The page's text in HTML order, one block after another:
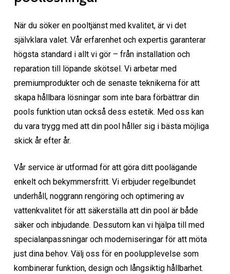
När du söker en pooltjänst med kvalitet, är vi det
självklara valet. Vår erfarenhet och expertis garanterar
högsta standard i allt vi gör – från installation och
reparation till löpande skötsel. Vi arbetar med
premiumprodukter och de senaste teknikerna för att
skapa hållbara lösningar som inte bara förbättrar din
pools funktion utan också dess estetik. Med oss kan
du vara trygg med att din pool håller sig i bästa möjliga
skick år efter år.
Vår service är utformad för att göra ditt poolägande
enkelt och bekymmersfritt. Vi erbjuder regelbundet
underhåll, noggrann rengöring och optimering av
vattenkvalitet för att säkerställa att din pool är både
säker och inbjudande. Dessutom kan vi hjälpa till med
specialanpassningar och moderniseringar för att möta
just dina behov. Välj oss för en poolupplevelse som
kombinerar funktion, design och långsiktig hållbarhet.